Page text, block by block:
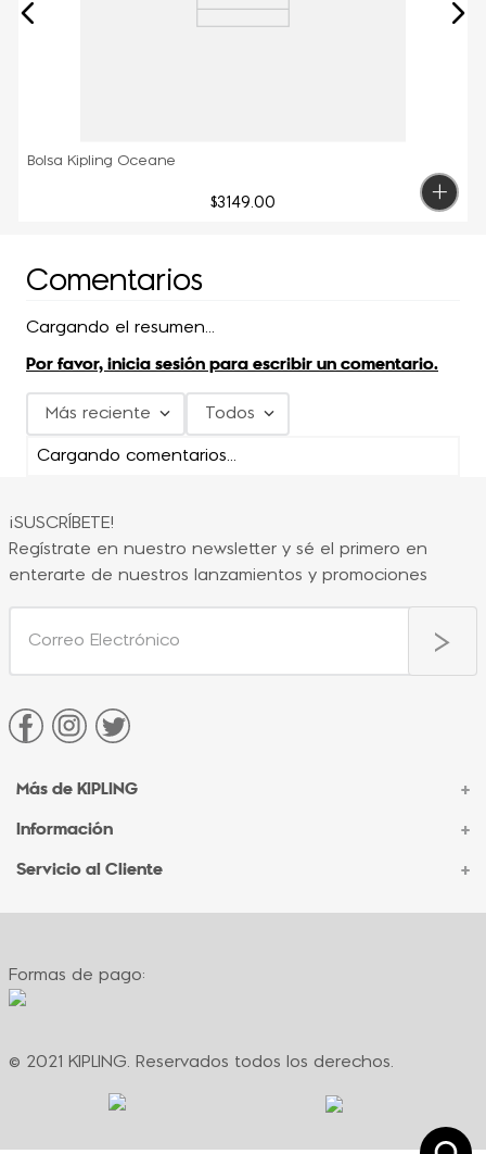
Bolsa Kipling Oceane
$3149.00
Comentarios
Cargando el resumen…
Por favor, inicia sesión para escribir un comentario.
Más reciente Todos
Cargando comentarios…
¡SUSCRÍBETE!
Regístrate en nuestro newsletter y sé el primero en
enterarte de nuestros lanzamientos y promociones
Más de KIPLING +
Acerca de Kipling
Sucursales
Información +
Contacto Corporativo
Formas de pago
Servicio al Cliente +
Contacto
Políticas de cambio
Términos y condiciones de promociones
Política de privacidad
Formas de pago:
© 2021 KIPLING. Reservados todos los derechos.